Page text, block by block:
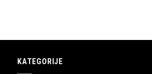
KATEGORIJE